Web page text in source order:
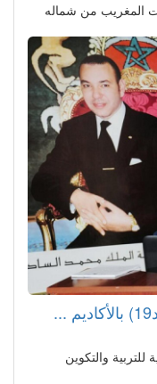
من شماله
والتكوين